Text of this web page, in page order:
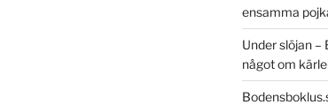
ensamma
Under slöjan –
något om